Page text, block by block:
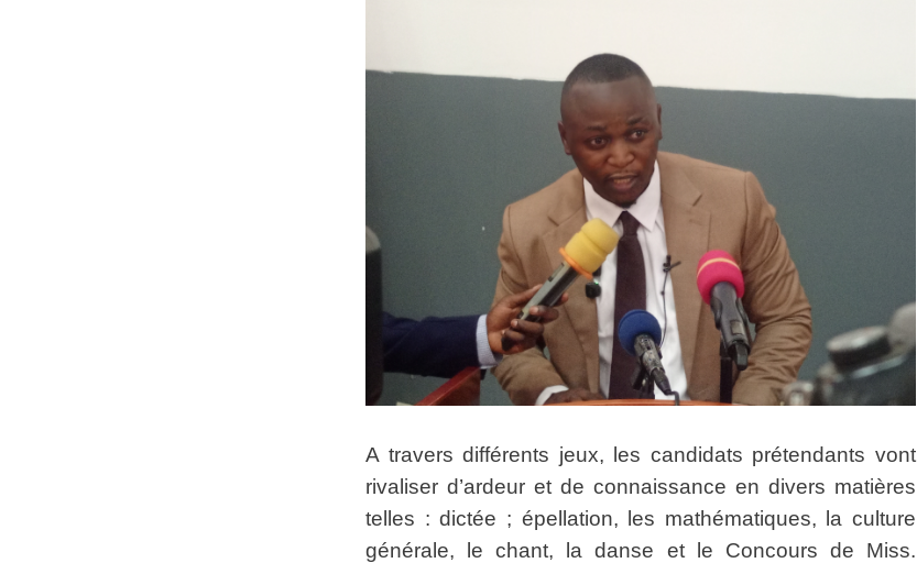
A travers différents jeux, les candidats prétendants vont
rivaliser d’ardeur et de connaissance en divers matières
telles : dictée ; épellation, les mathématiques, la culture
générale, le chant, la danse et le Concours de Miss.